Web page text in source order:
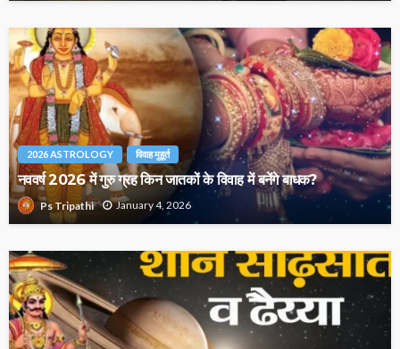
2026 ASTROLOGY विवाह मुहूर्त
नववर्ष 2026 में गुरु ग्रह किन जातकों के विवाह में बनेंगे बाधक?
Ps Tripathi January 4, 2026